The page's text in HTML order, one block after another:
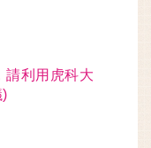
請利用虎科大